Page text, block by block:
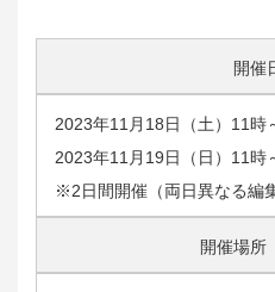
開催
2023年11月18日（土）11時
2023年11月19日（日）11時
※2日間開催（両日異なる編
開催場所